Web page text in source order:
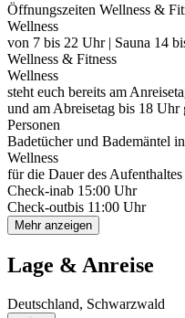
Öffnungszeiten Wellness &
Wellness
von 7 bis 22 Uhr | Sauna 14
Wellness & Fitness
Wellness
steht euch bereits am
und am Abreisetag bis 18
Personen
Badetücher und Bademäntel
Wellness
für die Dauer des
Check-inab 15:00 Uhr
Check-outbis 11:00 Uhr
Mehr anzeigen
Lage & Anreise
Deutschland, Schwarzwald